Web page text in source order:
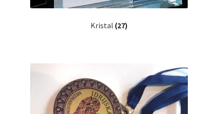
Kristal (27)